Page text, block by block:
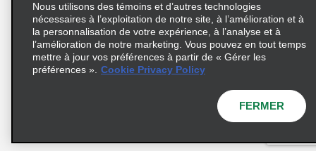
Conditions d’utilisation
Politique de confidentialité
Politique sur les fichiers témoins
© 2026 Enterprise Holdings, Inc. Tous droits réservés
Nous utilisons des témoins et d’autres technologies
nécessaires à l’exploitation de notre site, à l’amélioration et à
la personnalisation de votre expérience, à l’analyse et à
l’amélioration de notre marketing. Vous pouvez en tout temps
mettre à jour vos préférences à partir de « Gérer les
préférences ». Cookie Privacy Policy
FERMER